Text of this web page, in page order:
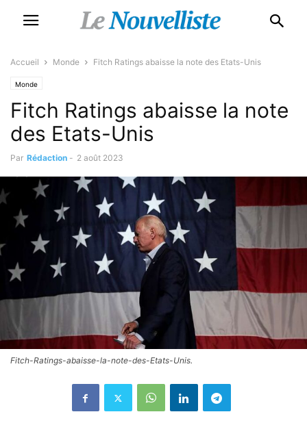
Accueil Monde Fitch Ratings abaisse la note des Etats-Unis
Monde
Fitch Ratings abaisse la note
des Etats-Unis
Par Rédaction - 2 août 2023
Fitch-Ratings-abaisse-la-note-des-Etats-Unis.